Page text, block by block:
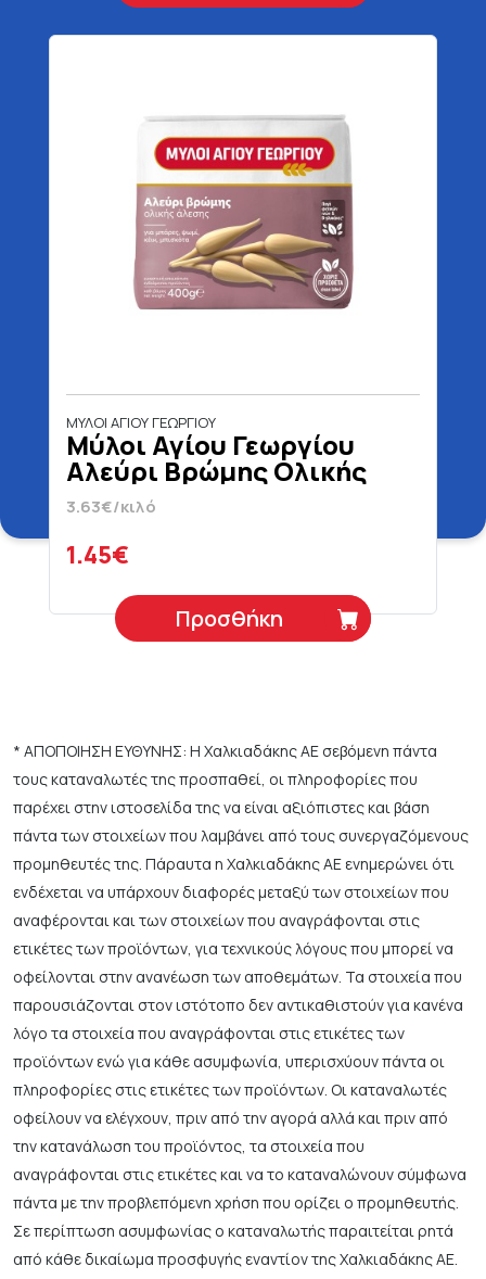
ΜΥΛΟΙ ΑΓΙΟΥ ΓΕΩΡΓΙΟΥ
Μύλοι Αγίου Γεωργίου
Αλεύρι Βρώμης Ολικής
Άλεσης 400 gr
3.63€/κιλό
1.45€
Προσθήκη
* ΑΠΟΠΟΙΗΣΗ ΕΥΘΥΝΗΣ: Η Χαλκιαδάκης ΑΕ σεβόμενη πάντα
τους καταναλωτές της προσπαθεί, οι πληροφορίες που
παρέχει στην ιστοσελίδα της να είναι αξιόπιστες και βάση
πάντα των στοιχείων που λαμβάνει από τους συνεργαζόμενους
προμηθευτές της. Πάραυτα η Χαλκιαδάκης ΑΕ ενημερώνει ότι
ενδέχεται να υπάρχουν διαφορές μεταξύ των στοιχείων που
αναφέρονται και των στοιχείων που αναγράφονται στις
ετικέτες των προϊόντων, για τεχνικούς λόγους που μπορεί να
οφείλονται στην ανανέωση των αποθεμάτων. Τα στοιχεία που
παρουσιάζονται στον ιστότοπο δεν αντικαθιστούν για κανένα
λόγο τα στοιχεία που αναγράφονται στις ετικέτες των
προϊόντων ενώ για κάθε ασυμφωνία, υπερισχύουν πάντα οι
πληροφορίες στις ετικέτες των προϊόντων. Οι καταναλωτές
οφείλουν να ελέγχουν, πριν από την αγορά αλλά και πριν από
την κατανάλωση του προϊόντος, τα στοιχεία που
αναγράφονται στις ετικέτες και να το καταναλώνουν σύμφωνα
πάντα με την προβλεπόμενη χρήση που ορίζει ο προμηθευτής.
Σε περίπτωση ασυμφωνίας ο καταναλωτής παραιτείται ρητά
από κάθε δικαίωμα προσφυγής εναντίον της Χαλκιαδάκης ΑΕ.